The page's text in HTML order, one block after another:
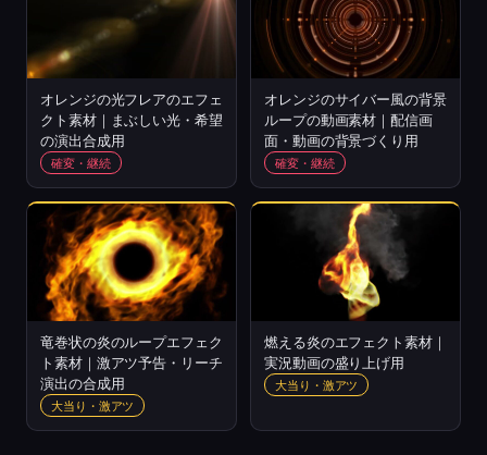
オレンジの光フレアのエフェ
クト素材｜まぶしい光・希望
の演出合成用
確変・継続
オレンジのサイバー風の背景
ループの動画素材｜配信画
面・動画の背景づくり用
確変・継続
竜巻状の炎のループエフェク
ト素材｜激アツ予告・リーチ
演出の合成用
大当り・激アツ
燃える炎のエフェクト素材｜
実況動画の盛り上げ用
大当り・激アツ